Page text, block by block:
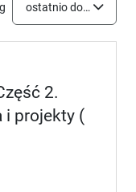
ostatnio dodane
2.
i projekty (